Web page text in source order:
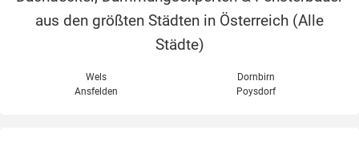
aus den größten Städten in Österreich (Alle
Städte)
Wels
Dornbirn
Ansfelden
Poysdorf